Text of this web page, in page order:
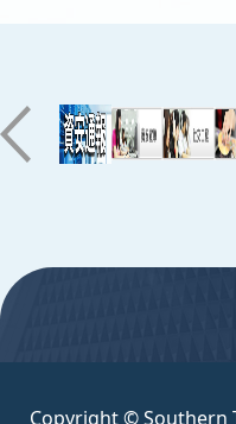
Copyright © Southern